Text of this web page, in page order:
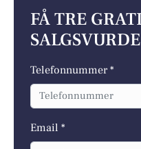
FÅ TRE
Telefonnummer *
Email *